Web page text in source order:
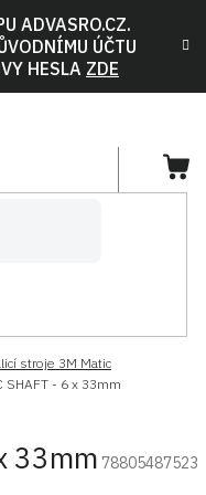
ADVASRO.CZ.
ÚČTU
HESLA ZDE
stroje 3M Matic
SHAFT - 6 x 33mm
33mm 78805487523